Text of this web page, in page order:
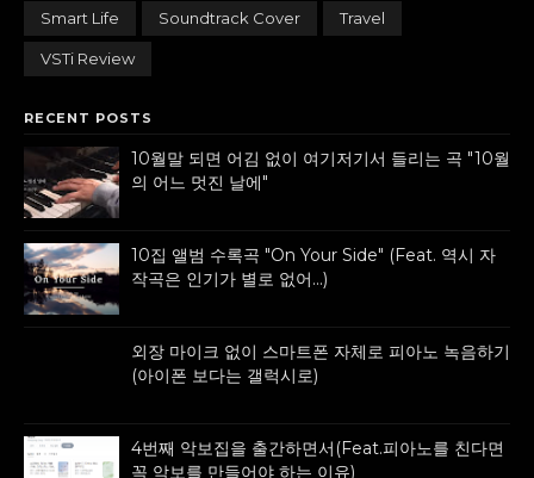
Smart Life Soundtrack Cover Travel
VSTi Review
RECENT POSTS
10월말 되면 어김 없이 여기저기서 들리는 곡 "10월
의 어느 멋진 날에"
10집 앨범 수록곡 "On Your Side" (Feat. 역시 자
작곡은 인기가 별로 없어...)
외장 마이크 없이 스마트폰 자체로 피아노 녹음하기
(아이폰 보다는 갤럭시로)
4번째 악보집을 출간하면서(Feat.피아노를 친다면
꼭 악보를 만들어야 하는 이유)